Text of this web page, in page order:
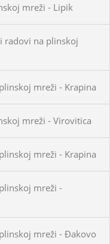
mreži - Lipik
radovi na plinskoj
mreži - Krapina
mreži - Virovitica
mreži - Krapina
mreži -
mreži - Đakovo